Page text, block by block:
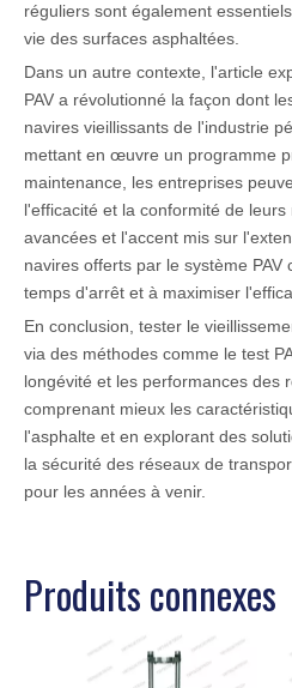
réguliers sont également
vie des surfaces asphaltées.
Dans un autre contexte, l'article
PAV a révolutionné la façon dont
navires vieillissants de l'industrie
mettant en œuvre un programme
maintenance, les entreprises
l'efficacité et la conformité de
avancées et l'accent mis sur
navires offerts par le système
temps d'arrêt et à maximiser
En conclusion, tester le
via des méthodes comme le test
longévité et les performances des
comprenant mieux les
l'asphalte et en explorant des
la sécurité des réseaux de
pour les années à venir.
Produits connexes